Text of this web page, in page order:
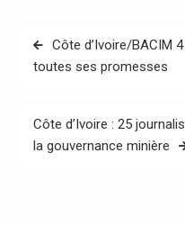
Navigation
de
Côte d’Ivoire/BACIM
toutes ses promesses
Côte d’Ivoire : 25
la gouvernance minière